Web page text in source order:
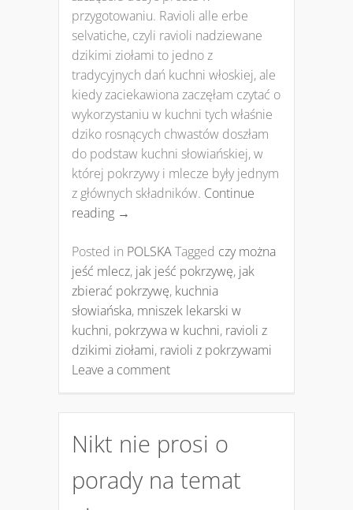
przygotowaniu. Ravioli alle erbe
selvatiche, czyli ravioli nadziewane
dzikimi ziołami to jedno z
tradycyjnych dań kuchni włoskiej, ale
kiedy zaciekawiona zaczęłam czytać o
wykorzystaniu w kuchni tych właśnie
dziko rosnących chwastów doszłam
do podstaw kuchni słowiańskiej, w
której pokrzywy i mlecze były jednym
z głównych składników. Continue
reading →
Posted in POLSKATagged czy można
jeść mlecz, jak jeść pokrzywę, jak
zbierać pokrzywę, kuchnia
słowiańska, mniszek lekarski w
kuchni, pokrzywa w kuchni, ravioli z
dzikimi ziołami, ravioli z pokrzywami
Leave a comment
Nikt nie prosi o
porady na temat